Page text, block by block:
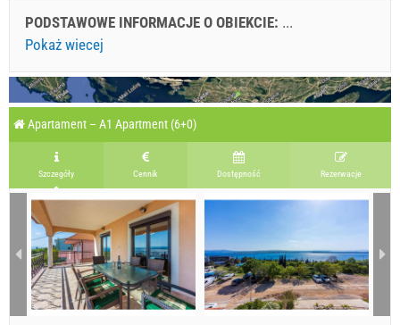
PODSTAWOWE INFORMACJE O OBIEKCIE: ...
Pokaż wiecej
Apartament – A1 Apartment (6+0)
Szczegóły Cennik Dostępność Rezerwacje